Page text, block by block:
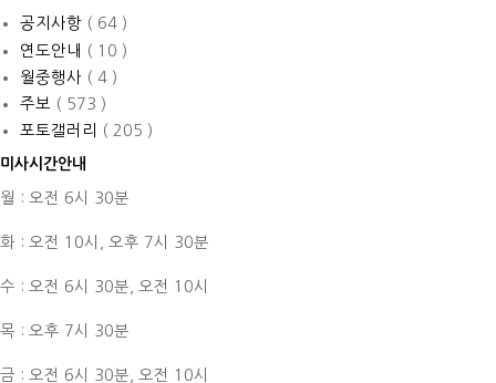
공지사항 ( 64 )
연도안내
( 10 )
월중행사 ( 4 )
주보 ( 573 )
포토갤러리
( 205 )
미사시간안내
월 : 오전 6시 30분
화 : 오전 10시, 오후 7시 30분
수 : 오전 6시 30분, 오전 10시
목 : 오후 7시 30분
금 : 오전 6시 30분, 오전 10시